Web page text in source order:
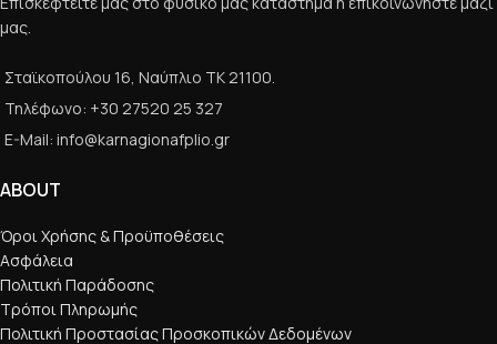
μας.
Σταϊκοπούλου 16, Ναύπλιο ΤΚ 21100.
Τηλέφωνο: +30 27520 25 327
E-Mail: info@karnagionafplio.gr
ABOUT
Όροι Χρήσης & Προϋποθέσεις
Ασφάλεια
Πολιτική Παράδοσης
Τρόποι Πληρωμής
Πολιτική Προστασίας Προσκοπικών Δεδομένων